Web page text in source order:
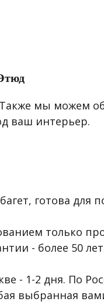
мы можем
ваш интерьер.
готова для
только
- более 50
- 1-2 дня. По
выбранная